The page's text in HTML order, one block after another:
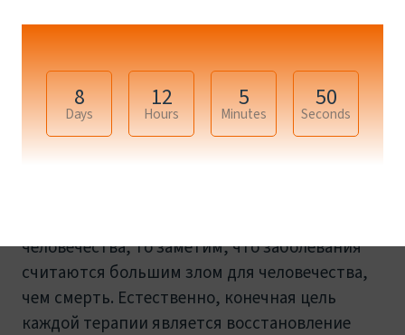
ЭТАП В КОСМЕТОЛОГИИ
человечества, то заметим, что заболевания
считаются большим злом для человечества,
чем смерть. Естественно, конечная цель
каждой терапии является восстановление
8
Days
12
Hours
5
Minutes
49
Seconds